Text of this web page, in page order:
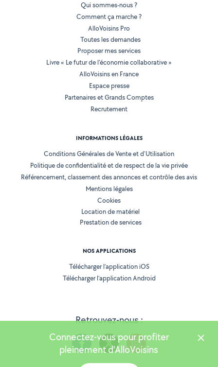
Retrouvez-nous :
Qui sommes-nous ?
Comment ça marche ?
AlloVoisins Pro
Toutes les demandes
Proposer mes services
Livre « Le futur de l'économie collaborative »
AlloVoisins en France
Espace presse
Partenaires et Grands Comptes
Recrutement
INFORMATIONS LÉGALES
Conditions Générales de Vente et d'Utilisation
Politique de confidentialité et de respect de la vie privée
Référencement, classement des annonces et contrôle des avis
Mentions légales
Cookies
Location de matériel
Prestation de services
NOS APPLICATIONS
Télécharger l’application iOS
Télécharger l’application Android
Connectez-vous pour profiter
pleinement d'AlloVoisins